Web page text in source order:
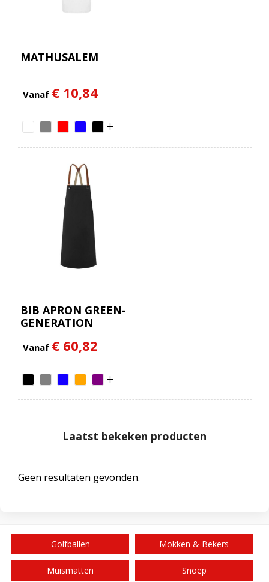
MATHUSALEM
Vanaf € 10,84
BIB APRON GREEN-
GENERATION
Vanaf € 60,82
Laatst bekeken producten
Geen resultaten gevonden.
Golfballen Mokken & Bekers
Muismatten Snoep